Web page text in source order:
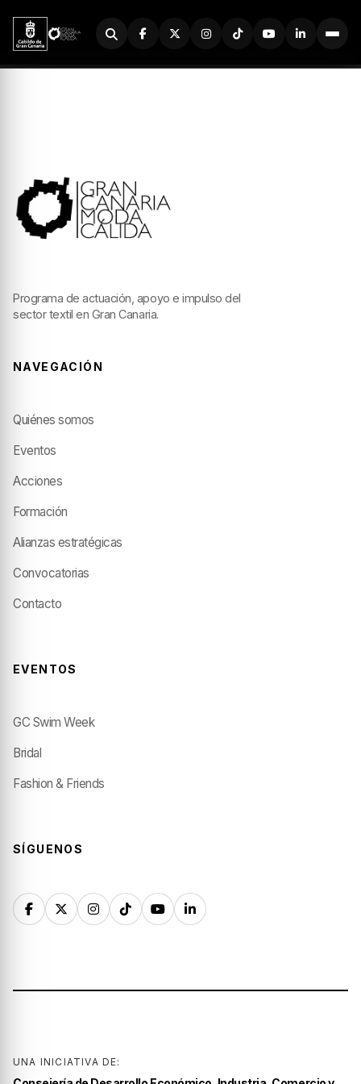
Buscador
Programa de actuación, apoyo e impulso del
sector textil en Gran Canaria.
NAVEGACIÓN
Quiénes somos
Eventos
Acciones
Formación
Alianzas estratégicas
Convocatorias
Contacto
EVENTOS
GC Swim Week
Bridal
Fashion & Friends
SÍGUENOS
UNA INICIATIVA DE: